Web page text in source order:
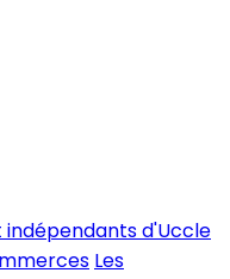
d'Uccle
Les